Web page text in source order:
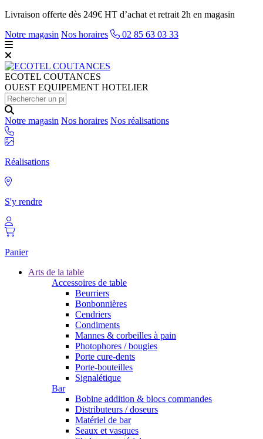
Livraison offerte dès 249€ HT d’achat et retrait 2h en magasin
Notre magasin Nos horaires 02 85 63 03 33
ECOTEL COUTANCES
OUEST EQUIPEMENT HOTELIER
Notre magasin Nos horaires Nos réalisations
Réalisations
S'y rendre
Panier
Arts de la table
Accessoires de table
Beurriers
Bonbonnières
Cendriers
Condiments
Mannes & corbeilles à pain
Photophores / bougies
Porte cure-dents
Porte-bouteilles
Signalétique
Bar
Bobine addition & blocs commandes
Distributeurs / doseurs
Matériel de bar
Seaux et vasques